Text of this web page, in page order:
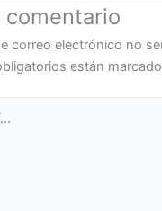
comentario
correo electrónico no
están